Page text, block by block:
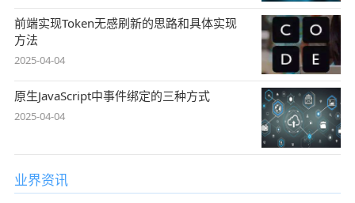
前端实现Token无感刷新的思路和具体实现
方法
2025-04-04
原生JavaScript中事件绑定的三种方式
2025-04-04
业界资讯